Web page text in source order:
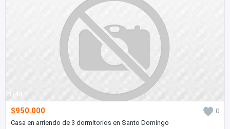
1/44
$950.000
0
Casa en arriendo de 3 dormitorios en Santo Domingo